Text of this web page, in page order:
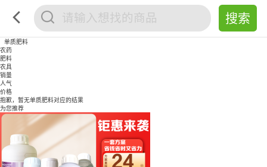
单质肥料
农药
肥料
农具
销量
人气
价格
抱歉，暂无单质肥料对应的结果
为您推荐